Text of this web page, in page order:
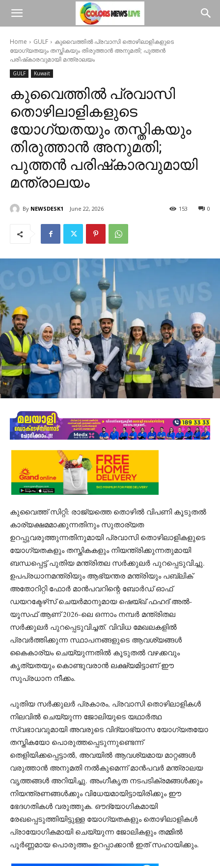
Home GULF
കുവൈത്തിൽ പ്രവാസി തൊഴിലാളികളുടെ
യോഗ്യതയും തസ്തികയും തിരുത്താൻ അനുമതി; പുത്തൻ
പരിഷ്‌കാരവുമായി മന്ത്രാലയം
GULF Kuwait
കുവൈത്തിൽ പ്രവാസി
തൊഴിലാളികളുടെ
യോഗ്യതയും തസ്തികയും
തിരുത്താൻ അനുമതി;
പുത്തൻ പരിഷ്‌കാരവുമായി
മന്ത്രാലയം
By NEWSDESK1 June 22, 2026 0
153
കുവൈത്ത് സിറ്റി: രാജ്യത്തെ തൊഴിൽ വിപണി കൂടുതൽ
കാര്യക്ഷമമാക്കുന്നതിനും സുതാര്യത
ഉറപ്പുവരുത്തുന്നതിനുമായി പ്രവാസി തൊഴിലാളികളുടെ
യോഗ്യതകളും തസ്തികകളും നിയന്ത്രിക്കുന്നതുമായി
ബന്ധപ്പെട്ട് പുതിയ മന്ത്രിതല സർക്കുലർ പുറപ്പെടുവിച്ചു.
ഉപപ്രധാനമന്ത്രിയും ആഭ്യന്തര മന്ത്രിയും പബ്ലിക്
അതോറിറ്റി ഫോർ മാൻപവറിന്റെ ബോർഡ് ഓഫ്
ഡയറക്ടേഴ്‌സ് ചെയർമാനുമായ ഷെയ്ഖ് ഫഹദ് അൽ-
യൂസഫ് ആണ് 2026-ലെ ഒന്നാം നമ്പർ മന്ത്രിതല
സർക്കുലർ പുറപ്പെടുവിച്ചത്. വിവിധ മേഖലകളിൽ
പ്രവർത്തിക്കുന്ന സ്ഥാപനങ്ങളുടെ ആവശ്യങ്ങൾ
കൈകാര്യം ചെയ്യുന്നതിൽ കൂടുതൽ വഴക്കവും
കൃത്യതയും കൊണ്ടുവരാൻ ലക്ഷ്യമിട്ടാണ് ഈ
സുപ്രധാന നീക്കം.
പുതിയ സർക്കുലർ പ്രകാരം, പ്രവാസി തൊഴിലാളികൾ
നിലവിൽ ചെയ്യുന്ന ജോലിയുടെ യഥാർത്ഥ
സ്വഭാവവുമായി അവരുടെ വിദ്യാഭ്യാസ യോഗ്യതയോ
തസ്തികയോ പൊരുത്തപ്പെടുന്നുണ്ടെന്ന്
തെളിയിക്കപ്പെട്ടാൽ, അവയിൽ ആവശ്യമായ മാറ്റങ്ങൾ
വരുത്താൻ അനുമതി നൽകുമെന്ന് മാൻപവർ മന്ത്രാലയ
വൃത്തങ്ങൾ അറിയിച്ചു. അംഗീകൃത നടപടിക്രമങ്ങൾക്കും
നിയന്ത്രണങ്ങൾക്കും വിധേയമായിട്ടായിരിക്കും ഈ
ഭേദഗതികൾ വരുത്തുക. ഔദ്യോഗികമായി
രേഖപ്പെടുത്തിയിട്ടുള്ള യോഗ്യതകളും തൊഴിലാളികൾ
പ്രായോഗികമായി ചെയ്യുന്ന ജോലികളും തമ്മിൽ
പൂർണ്ണമായ പൊരുത്തം ഉറപ്പാക്കാൻ ഇത് സഹായിക്കും.